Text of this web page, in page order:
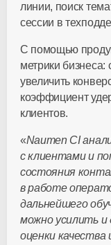
линии, поиск
сессии в
С помощью
метрики бизнеса:
увеличить
коэффициент
клиентов.
«Naumen CI
с клиентами и
состояния
в работе
дальнейшего
можно усилить и
оценки качества